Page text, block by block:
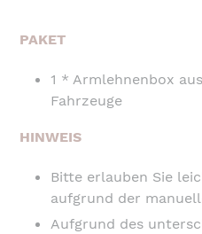
PAKET
1 * Armlehnenbox
Fahrzeuge
HINWEIS
Bitte erlauben Sie
aufgrund der
Aufgrund des